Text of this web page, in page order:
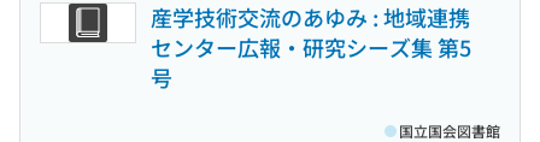
産学技術交流のあゆみ : 地域連携
センター広報・研究シーズ集 第5
号
国立国会図書館